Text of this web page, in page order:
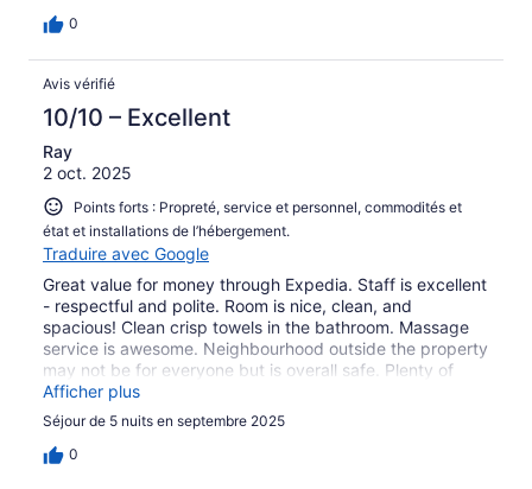
0
Avis vérifié
10/10 – Excellent
Ray
2 oct. 2025
Points forts : Propreté, service et personnel, commodités et
état et installations de l’hébergement.
Traduire avec Google
Great value for money through Expedia. Staff is excellent
- respectful and polite. Room is nice, clean, and
spacious! Clean crisp towels in the bathroom. Massage
service is awesome. Neighbourhood outside the property
may not be for everyone but is overall safe. Plenty of
restaurants and convenience stores, and even malls in
walking distance.
Afficher plus
Séjour de 5 nuits en septembre 2025
0